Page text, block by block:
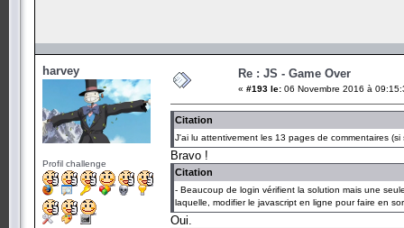
harvey
Profil challenge
Re : JS - Game Over
« #193 le: 06 Novembre 2016 à
Citation
J'ai lu attentivement les 13 pages de commentaires (si
Bravo !
Citation
- Beaucoup de login vérifient la solution mais une
laquelle, modifier le javascript en ligne pour faire en
Oui.